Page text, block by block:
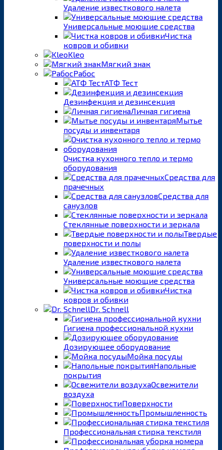
Удаление известкового налета
Универсальные моющие средства
Чистка
ковров и обивки
Kleo
Мягкий знак
Рабос
АТФ Тест
Дезинфекция и дезинсекция
Личная гигиена
Мытье
посуды и инвентаря
Очистка кухонного тепло и термо
оборудования
Средства для
прачечных
Средства для
санузлов
Стеклянные поверхности и зеркала
Твердые
поверхности и полы
Удаление известкового налета
Универсальные моющие средства
Чистка
ковров и обивки
Dr. Schnell
Гигиена профессиональной кухни
Дозирующее оборудование
Мойка посуды
Напольные
покрытия
Освежители
воздуха
Поверхности
Промышленность
Профессиональная стирка текстиля